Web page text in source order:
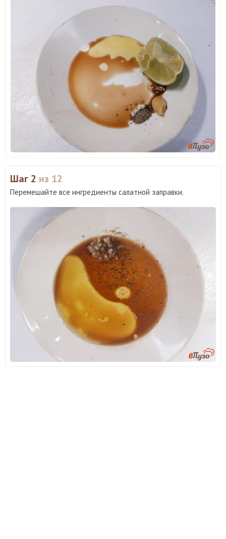
Шаг 2 из 12
Перемешайте все ингредиенты салатной заправки.